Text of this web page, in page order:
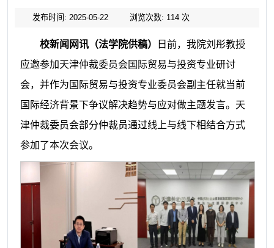
发布时间: 2025-05-22 浏览次数: 114次
校新闻网讯（法学院供稿）
日前，我院刘彤教授
应邀参加天津仲裁委员会国际贸易与投资专业研讨
会，并作为国际贸易与投资专业委员会副主任就当前
国际经济背景下争议解决趋势与应对做主题发言。天
津仲裁委员会部分仲裁员通过线上与线下相结合方式
参加了本次会议。